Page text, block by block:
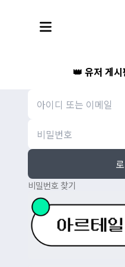
👑 유저 게시
비밀번호 찾기